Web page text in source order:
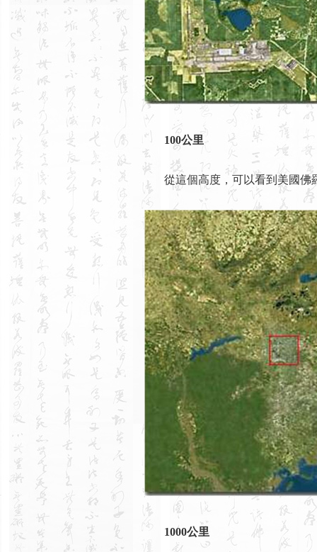
100公里
從這個高度，可以看到美國佛
1000公里